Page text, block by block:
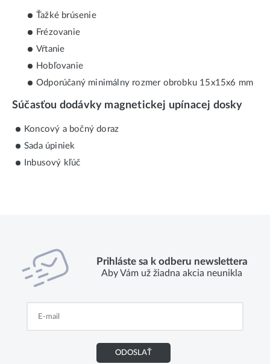
Ťažké brúsenie
Frézovanie
Vŕtanie
Hobľovanie
Odporúčaný minimálny rozmer obrobku 15x15x6 mm
Súčasťou dodávky magnetickej upínacej dosky
Koncový a bočný doraz
Sada úpiniek
Inbusový kľúč
Prihláste sa k odberu newslettera
Aby Vám už žiadna akcia neunikla
ODOSLAŤ